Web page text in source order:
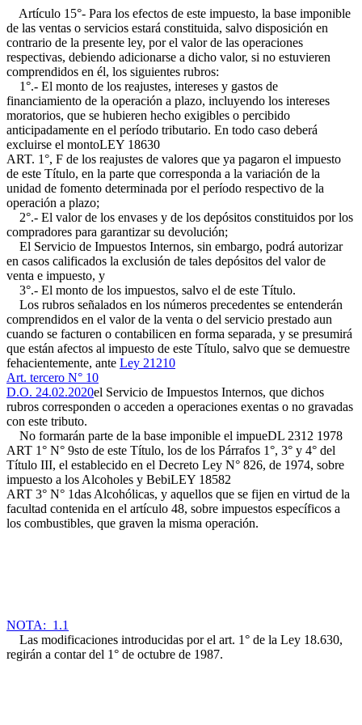
Artículo 15°- Para los efectos de este impuesto, la base imponible
de las ventas o servicios estará constituida, salvo disposición en
contrario de la presente ley, por el valor de las operaciones
respectivas, debiendo adicionarse a dicho valor, si no estuvieren
comprendidos en él, los siguientes rubros:
1°.- El monto de los reajustes, intereses y gastos de
financiamiento de la operación a plazo, incluyendo los intereses
moratorios, que se hubieren hecho exigibles o percibido
anticipadamente en el período tributario. En todo caso deberá
excluirse el montoLEY 18630
ART. 1°, F de los reajustes de valores que ya pagaron el impuesto
de este Título, en la parte que corresponda a la variación de la
unidad de fomento determinada por el período respectivo de la
operación a plazo;
2°.- El valor de los envases y de los depósitos constituidos por los
compradores para garantizar su devolución;
El Servicio de Impuestos Internos, sin embargo, podrá autorizar
en casos calificados la exclusión de tales depósitos del valor de
venta e impuesto, y
3°.- El monto de los impuestos, salvo el de este Título.
Los rubros señalados en los números precedentes se entenderán
comprendidos en el valor de la venta o del servicio prestado aun
cuando se facturen o contabilicen en forma separada, y se presumirá
que están afectos al impuesto de este Título, salvo que se demuestre
fehacientemente, ante Ley 21210
Art. tercero N° 10
D.O. 24.02.2020el Servicio de Impuestos Internos, que dichos
rubros corresponden o acceden a operaciones exentas o no gravadas
con este tributo.
No formarán parte de la base imponible el impueDL 2312 1978
ART 1° N° 9sto de este Título, los de los Párrafos 1°, 3° y 4° del
Título III, el establecido en el Decreto Ley N° 826, de 1974, sobre
impuesto a los Alcoholes y BebiLEY 18582
ART 3° N° 1das Alcohólicas, y aquellos que se fijen en virtud de la
facultad contenida en el artículo 48, sobre impuestos específicos a
los combustibles, que graven la misma operación.
NOTA: 1.1
Las modificaciones introducidas por el art. 1° de la Ley 18.630,
regirán a contar del 1° de octubre de 1987.